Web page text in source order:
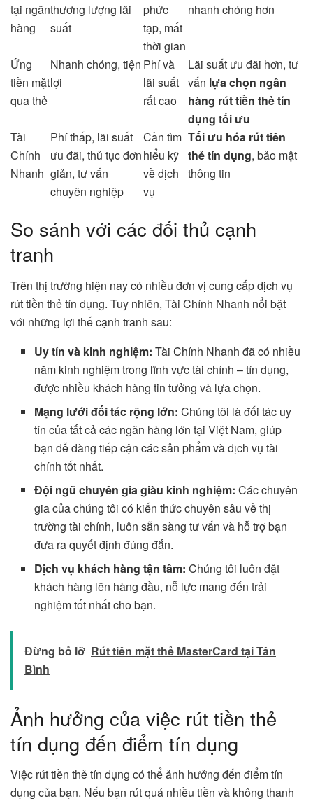
tại ngân
hàng
thương lượng lãi
suất
phức
tạp, mất
thời gian
nhanh chóng hơn
Ứng
tiền mặt
qua thẻ
Nhanh chóng, tiện
lợi
Phí và
lãi suất
rất cao
Lãi suất ưu đãi hơn, tư
vấn lựa chọn ngân
hàng rút tiền thẻ tín
dụng tối ưu
Tài
Chính
Nhanh
Phí thấp, lãi suất
ưu đãi, thủ tục đơn
giản, tư vấn
chuyên nghiệp
Cần tìm
hiểu kỹ
về dịch
vụ
Tối ưu hóa rút tiền
thẻ tín dụng, bảo mật
thông tin
So sánh với các đối thủ cạnh
tranh
Trên thị trường hiện nay có nhiều đơn vị cung cấp dịch vụ
rút tiền thẻ tín dụng. Tuy nhiên, Tài Chính Nhanh nổi bật
với những lợi thế cạnh tranh sau:
Uy tín và kinh nghiệm: Tài Chính Nhanh đã có nhiều
năm kinh nghiệm trong lĩnh vực tài chính – tín dụng,
được nhiều khách hàng tin tưởng và lựa chọn.
Mạng lưới đối tác rộng lớn: Chúng tôi là đối tác uy
tín của tất cả các ngân hàng lớn tại Việt Nam, giúp
bạn dễ dàng tiếp cận các sản phẩm và dịch vụ tài
chính tốt nhất.
Đội ngũ chuyên gia giàu kinh nghiệm: Các chuyên
gia của chúng tôi có kiến thức chuyên sâu về thị
trường tài chính, luôn sẵn sàng tư vấn và hỗ trợ bạn
đưa ra quyết định đúng đắn.
Dịch vụ khách hàng tận tâm: Chúng tôi luôn đặt
khách hàng lên hàng đầu, nỗ lực mang đến trải
nghiệm tốt nhất cho bạn.
Đừng bỏ lỡ Rút tiền mặt thẻ MasterCard tại Tân
Bình
Ảnh hưởng của việc rút tiền thẻ
tín dụng đến điểm tín dụng
Việc rút tiền thẻ tín dụng có thể ảnh hưởng đến điểm tín
dụng của bạn. Nếu bạn rút quá nhiều tiền và không thanh